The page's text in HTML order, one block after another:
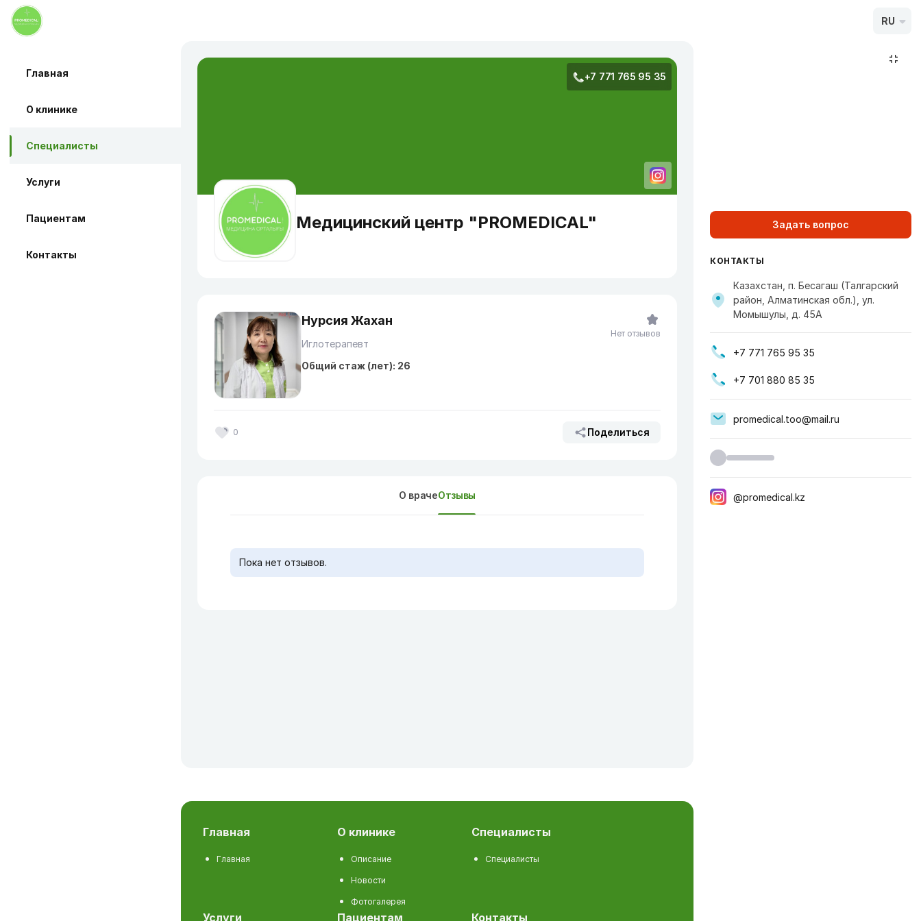
RU
Главная
О клинике
Специалисты
Услуги
Пациентам
Контакты
+7 771 765 95 35
Медицинский центр "PROMEDICAL"
Нурсия Жахан
Иглотерапевт
Общий стаж (лет): 26
0 Поделиться
Нет отзывов
О врачеОтзывы
Пока нет отзывов.
главная
Главная
о клинике
Описание
Новости
Фотогалерея
специалисты
Специалисты
услуги пациентам контакты
Задать вопрос
КОНТАКТЫ
Казахстан, п. Бесагаш (Талгарский
район, Алматинская обл.), ул. ​
Момышулы, д. 45А
+7 771 765 95 35
+7 701 880 85 35
promedical.too@mail.ru
@promedical.kz